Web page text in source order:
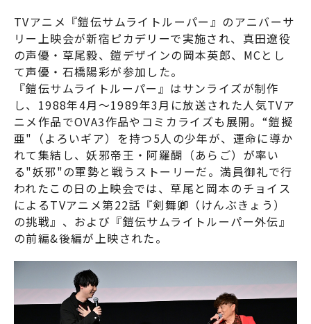
TVアニメ『鎧伝サムライトルーパー』のアニバーサ
リー上映会が新宿ピカデリーで実施され、真田遼役
の声優・草尾毅、鎧デザインの岡本英郎、MCとし
て声優・石橋陽彩が参加した。
『鎧伝サムライトルーパー』はサンライズが制作
し、1988年4月〜1989年3月に放送された人気TVア
ニメ作品でOVA3作品やコミカライズも展開。“鎧擬
亜"（よろいギア）を持つ5人の少年が、運命に導か
れて集結し、妖邪帝王・阿羅醐（あらご）が率い
る"妖邪"の軍勢と戦うストーリーだ。満員御礼で行
われたこの日の上映会では、草尾と岡本のチョイス
によるTVアニメ第22話『剣舞卿（けんぶきょう）
の挑戦』、および『鎧伝サムライトルーパー外伝』
の前編&後編が上映された。